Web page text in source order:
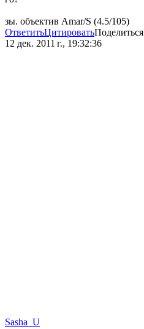
зы. объектив Amar/S (4.5/105)
ОтветитьЦитироватьПоделиться
12 дек. 2011 г., 19:32:36
Sasha_U